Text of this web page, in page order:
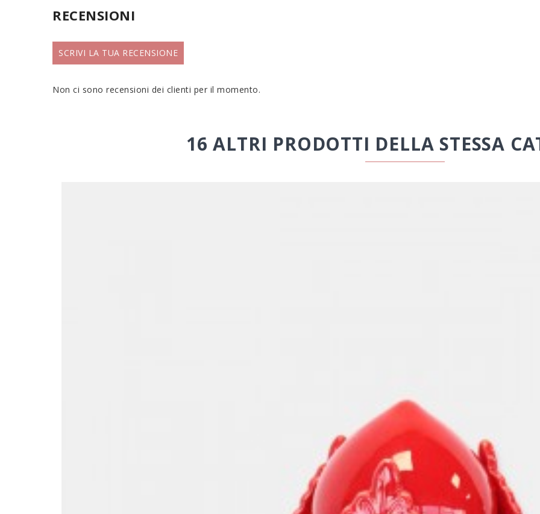
RECENSIONI
SCRIVI LA TUA RECENSIONE
Non ci sono recensioni dei clienti per il momento.
16 ALTRI PRODOTTI DELLA STESSA